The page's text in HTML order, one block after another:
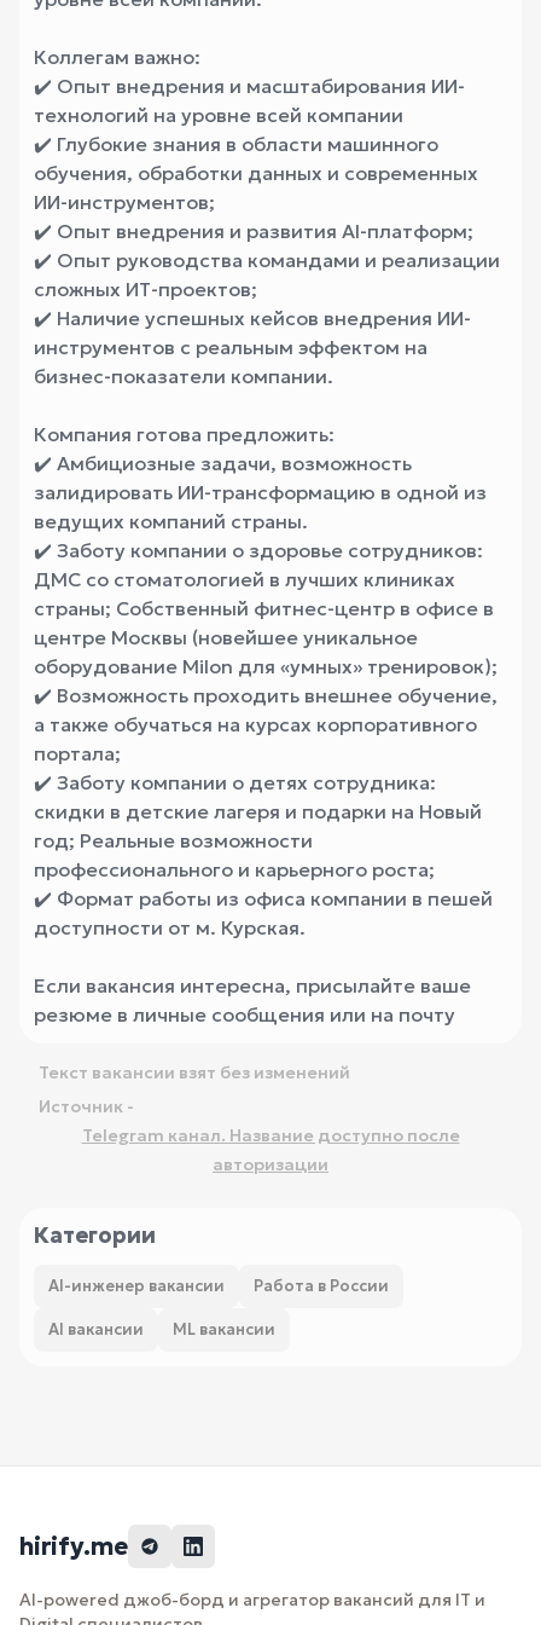
Коллегам важно:
✔️ Опыт внедрения и масштабирования ИИ-
технологий на уровне всей компании
✔️ Глубокие знания в области машинного
обучения, обработки данных и современных
ИИ-инструментов;
✔️ Опыт внедрения и развития AI-платформ;
✔️ Опыт руководства командами и реализации
сложных ИТ-проектов;
✔️ Наличие успешных кейсов внедрения ИИ-
инструментов с реальным эффектом на
бизнес-показатели компании.
Компания готова предложить:
✔️ Амбициозные задачи, возможность
залидировать ИИ-трансформацию в одной из
ведущих компаний страны.
✔️ Заботу компании о здоровье сотрудников:
ДМС со стоматологией в лучших клиниках
страны; Собственный фитнес-центр в офисе в
центре Москвы (новейшее уникальное
оборудование Milon для «умных» тренировок);
✔️ Возможность проходить внешнее обучение,
а также обучаться на курсах корпоративного
портала;
✔️ Заботу компании о детях сотрудника:
скидки в детские лагеря и подарки на Новый
год; Реальные возможности
профессионального и карьерного роста;
✔️ Формат работы из офиса компании в пешей
доступности от м. Курская.
Если вакансия интересна, присылайте ваше
резюме в личные сообщения или на почту
Текст вакансии взят без изменений
Источник -
Telegram канал. Название доступно после
авторизации
Категории
AI-инженер вакансии Работа в России
AI вакансии ML вакансии
hirify.me
AI-powered джоб-борд и агрегатор вакансий для IT и